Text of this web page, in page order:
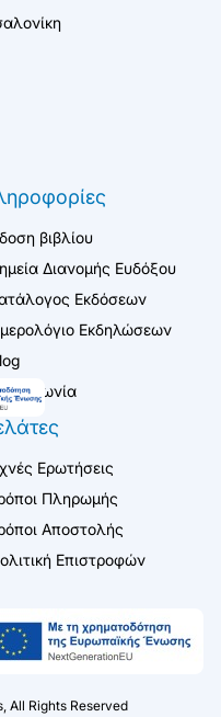
βιβλίου
Διανομής Ευδόξου
Εκδόσεων
Εκδηλώσεων
Ερωτήσεις
Πληρωμής
Αποστολής
Επιστροφών
All Rights Reserved